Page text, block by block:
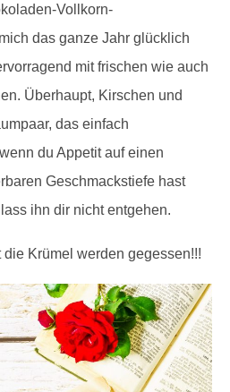
Vollkorn-
das ganze Jahr glücklich
mit frischen wie auch
Überhaupt, Kirschen und
das einfach
du Appetit auf einen
Geschmackstiefe hast
ihn dir nicht entgehen.
die Krümel werden gegessen!!!